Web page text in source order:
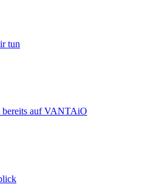
tun
bereits auf VANTAiO